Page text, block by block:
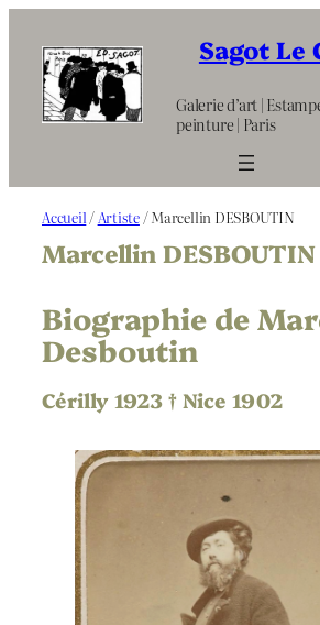
contenu
Sagot Le
Galerie d’art |
peinture | Paris
Accueil / Artiste/ Marcellin DESBOUTIN
Marcellin DESBOUTIN
Biographie de
Desboutin
Cérilly 1923 † Nice 1902